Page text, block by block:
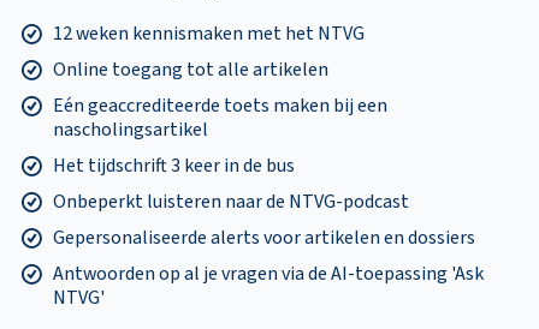
12 weken kennismaken met het NTVG
Online toegang tot alle artikelen
Eén geaccrediteerde toets maken bij een
nascholingsartikel
Het tijdschrift 3 keer in de bus
Onbeperkt luisteren naar de NTVG-podcast
Gepersonaliseerde alerts voor artikelen en dossiers
Antwoorden op al je vragen via de AI-toepassing 'Ask
NTVG'